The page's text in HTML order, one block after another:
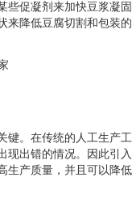
些促凝剂来加快豆浆凝固
来降低豆腐切割和包装的
键。在传统的人工生产工
现出错的情况。因此引入
生产质量，并且可以降低